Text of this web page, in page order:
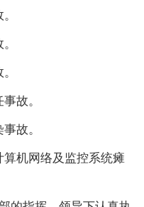
故。
故。
机网络及监控系统瘫